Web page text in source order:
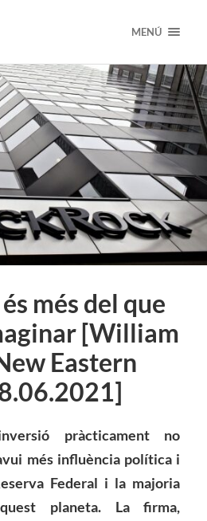
MENÚ
més del que
[William
Eastern
pràcticament no
més influència política i
Federal i la majoria
planeta. La firma,